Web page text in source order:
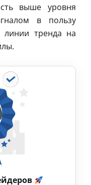
выше уровня
в пользу
линии тренда на